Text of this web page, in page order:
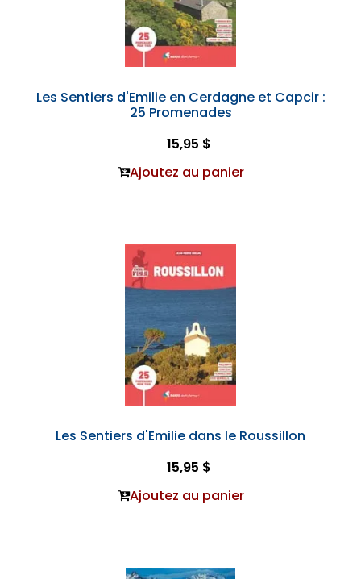
Les Sentiers d'Emilie en Cerdagne et Capcir :
25 Promenades
15,95 $
Ajoutez au panier
Les Sentiers d'Emilie dans le Roussillon
15,95 $
Ajoutez au panier